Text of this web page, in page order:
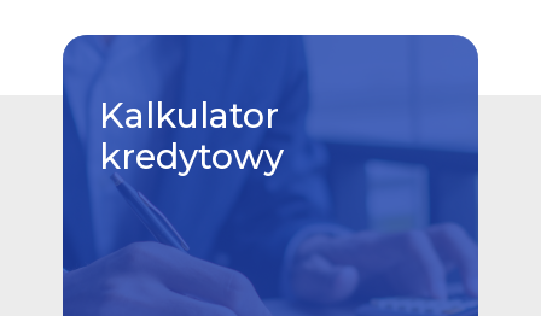
Kalkulator
kredytowy